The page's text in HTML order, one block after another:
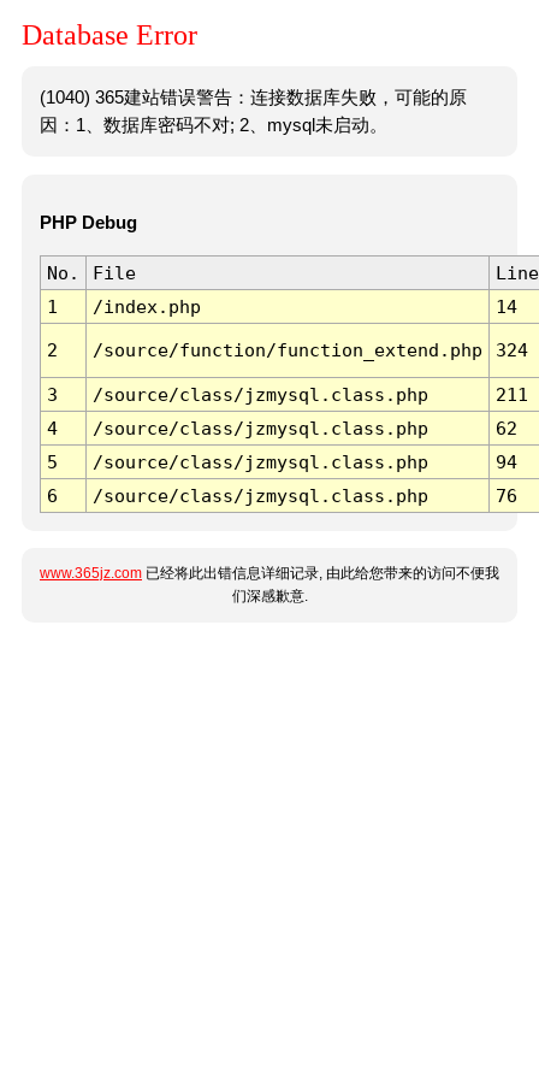
Database Error
(1040) 365建站错误警告：连接数据库失败，可能的原
因：1、数据库密码不对; 2、mysql未启动。
PHP Debug
No. File
Line
1
/index.php 14
2 /source/function/function_extend.php 324
3 /source/class/jzmysql.class.php
211
4
/source/class/jzmysql.class.php
62
5
/source/class/jzmysql.class.php
94
6
/source/class/jzmysql.class.php 76
www.365jz.com 已经将此出错信息详细记录, 由此给您带来的访问不便我
们深感歉意.